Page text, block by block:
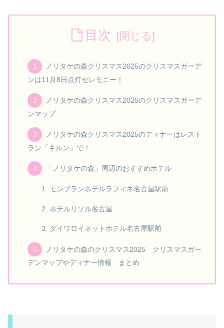
目次
ノリタケの森クリスマス2025のクリスマスガーデ
ンは11月8日点灯セレモニー！
ノリタケの森クリスマス2025のクリスマスガーデ
ンマップ
ノリタケの森クリスマス2025のディナーはレスト
ラン「キルン」で！
「ノリタケの森」周辺のおすすめホテル
モンブランホテルラフィネ名古屋駅前
ホテルリソル名古屋
ダイワロイネットホテル名古屋駅前
ノリタケの森のクリスマス2025 クリスマスガー
デンマップやディナー情報 まとめ